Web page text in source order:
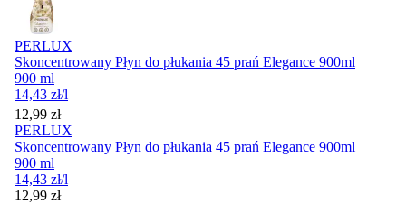
PERLUX
Skoncentrowany Płyn do płukania 45 prań Elegance 900ml
900 ml
14,43 zł/l
Cena
12,99 zł
PERLUX
Skoncentrowany Płyn do płukania 45 prań Elegance 900ml
900 ml
14,43 zł/l
Cena
12,99 zł